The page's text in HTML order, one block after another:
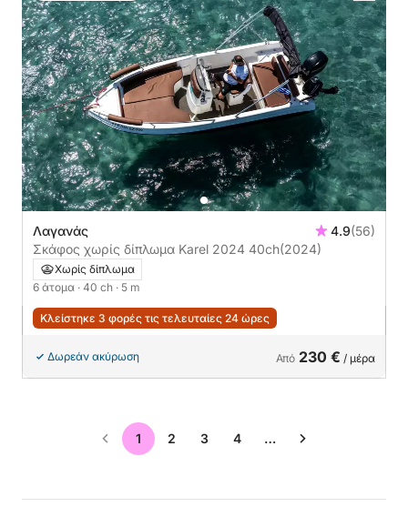
Λαγανάς 4.9(56)
Σκάφος χωρίς δίπλωμα Karel 2024 40ch(2024)
Χωρίς δίπλωμα
6 άτομα · 40 ch · 5 m
Κλείστηκε 3 φορές τις τελευταίες 24 ώρες
Δωρεάν ακύρωση Από 230 € / μέρα
1 2 3 4 …